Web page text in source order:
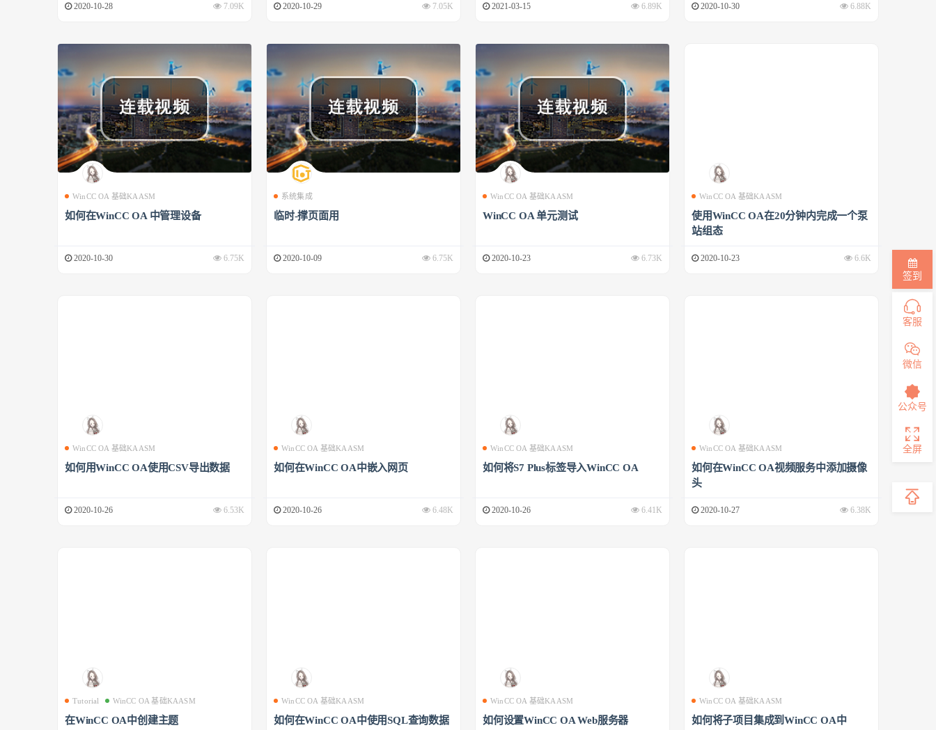
2020-10-28 7.09K 2020-10-29 7.05K 2021-03-15 6.89K 2020-10-30 6.88K
WinCC OA 基础KAASM
如何在WinCC OA 中管理设备
2020-10-30 6.75K
系统集成
临时-撑页面用
2020-10-09 6.75K
WinCC OA 基础KAASM
WinCC OA 单元测试
2020-10-23 6.73K
WinCC OA 基础KAASM
使用WinCC OA在20分钟内完成一个泵
站组态
2020-10-23 6.6K
WinCC OA 基础KAASM
如何用WinCC OA使用CSV导出数据
2020-10-26 6.53K
WinCC OA 基础KAASM
如何在WinCC OA中嵌入网页
2020-10-26 6.48K
WinCC OA 基础KAASM
如何将S7 Plus标签导入WinCC OA
2020-10-26 6.41K
WinCC OA 基础KAASM
如何在WinCC OA视频服务中添加摄像
头
2020-10-27 6.38K
Tutorial WinCC OA 基础KAASM
在WinCC OA中创建主题
WinCC OA 基础KAASM
如何在WinCC OA中使用SQL查询数据
WinCC OA 基础KAASM
如何设置WinCC OA Web服务器
WinCC OA 基础KAASM
如何将子项目集成到WinCC OA中
签到
客服
微信
公众号
全屏